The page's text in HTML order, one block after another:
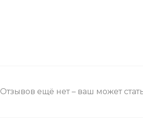
Отзывов ещё нет – ваш может